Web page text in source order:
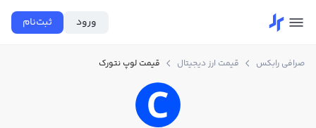
ورود ثبت‌نام
صرافی رابکس قیمت ارز دیجیتال قیمت لوپ نتورک